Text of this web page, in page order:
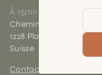
À 15mn du centre de
Chemin des
1228 Plan-les-Ouates
Suisse
Contact et horaires